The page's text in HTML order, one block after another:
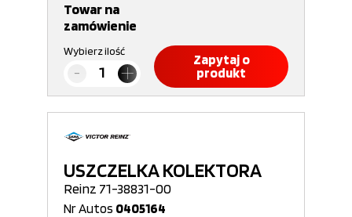
Towar na
zamówienie
Wybierz ilość
Zapytaj o
produkt
USZCZELKA KOLEKTORA
Reinz 71-38831-00
Nr Autos 0405164